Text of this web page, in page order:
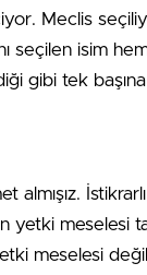
Meclis
isim
gibi tek
yetki meselesi
meselesi